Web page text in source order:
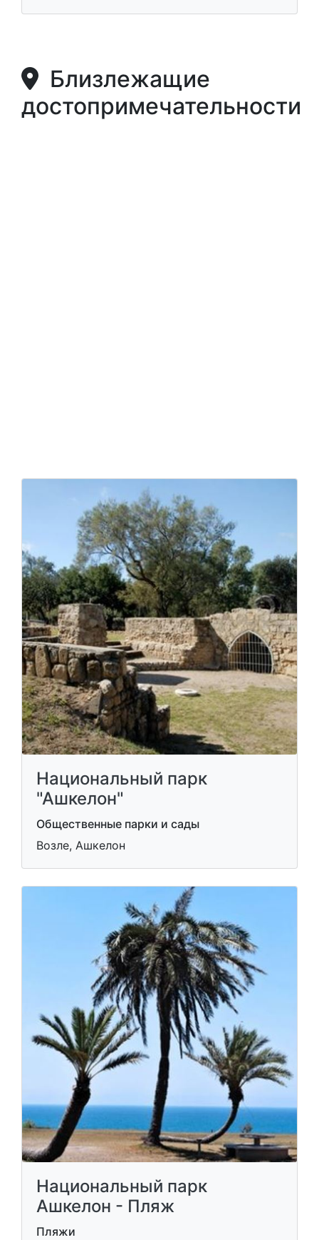
Близлежащие
достопримечательности
Национальный парк
"Ашкелон"
Общественные парки и сады
Возле, Ашкелон
Национальный парк
Ашкелон - Пляж
Пляжи